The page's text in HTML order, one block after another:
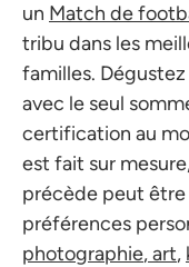
un Match de
tribu dans les
familles.
avec le seul
certification au
est fait sur
précède peut
préférences
photographie,art,